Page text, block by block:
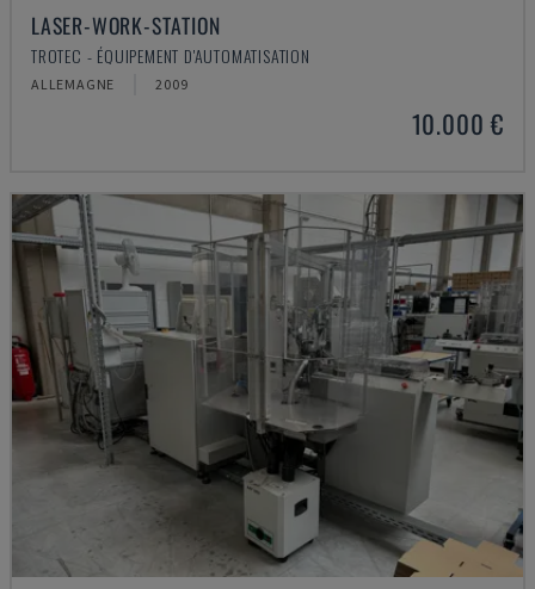
LASER-WORK-STATION
TROTEC - ÉQUIPEMENT D'AUTOMATISATION
ALLEMAGNE 2009
10.000 €